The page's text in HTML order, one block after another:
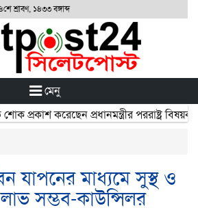
শ্রাবণ, ১৪৩৩ বঙ্গাব্দ
মেনু
করেছেন প্রধানমন্ত্রীর পররাষ্ট্র বিষয়ক
যাপনের মাধ্যমে সুস্থ ও
সম্ভব-কাউন্সিলর